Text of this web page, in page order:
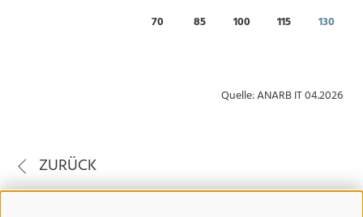
70 85 100 115 130
Quelle: ANARB IT 04.2026
ZURÜCK